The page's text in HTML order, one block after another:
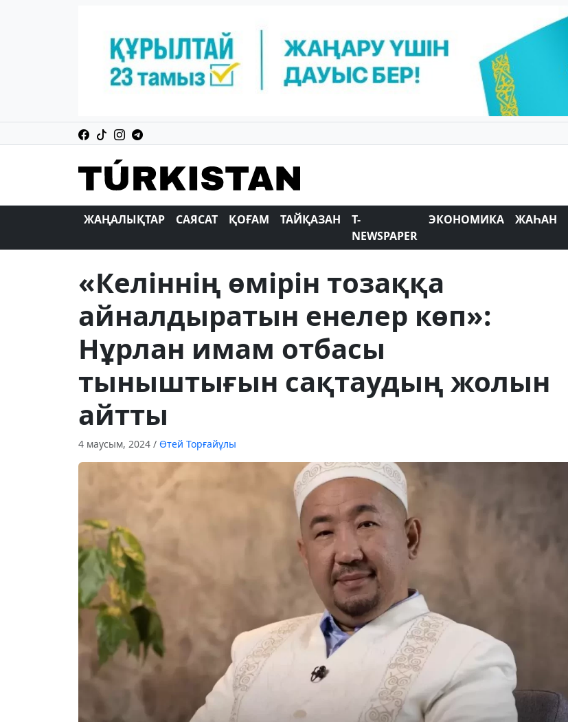
ЖАҢАЛЫҚТАР САЯСАТ ҚОҒАМ ТАЙҚАЗАН
T-
NEWSPAPER
ЭКОНОМИКА ЖАҺАН
«Келіннің өмірін тозаққа
айналдыратын енелер көп»:
Нұрлан имам отбасы
тыныштығын сақтаудың жолын
айтты
4 маусым, 2024 / Өтей Торғайұлы